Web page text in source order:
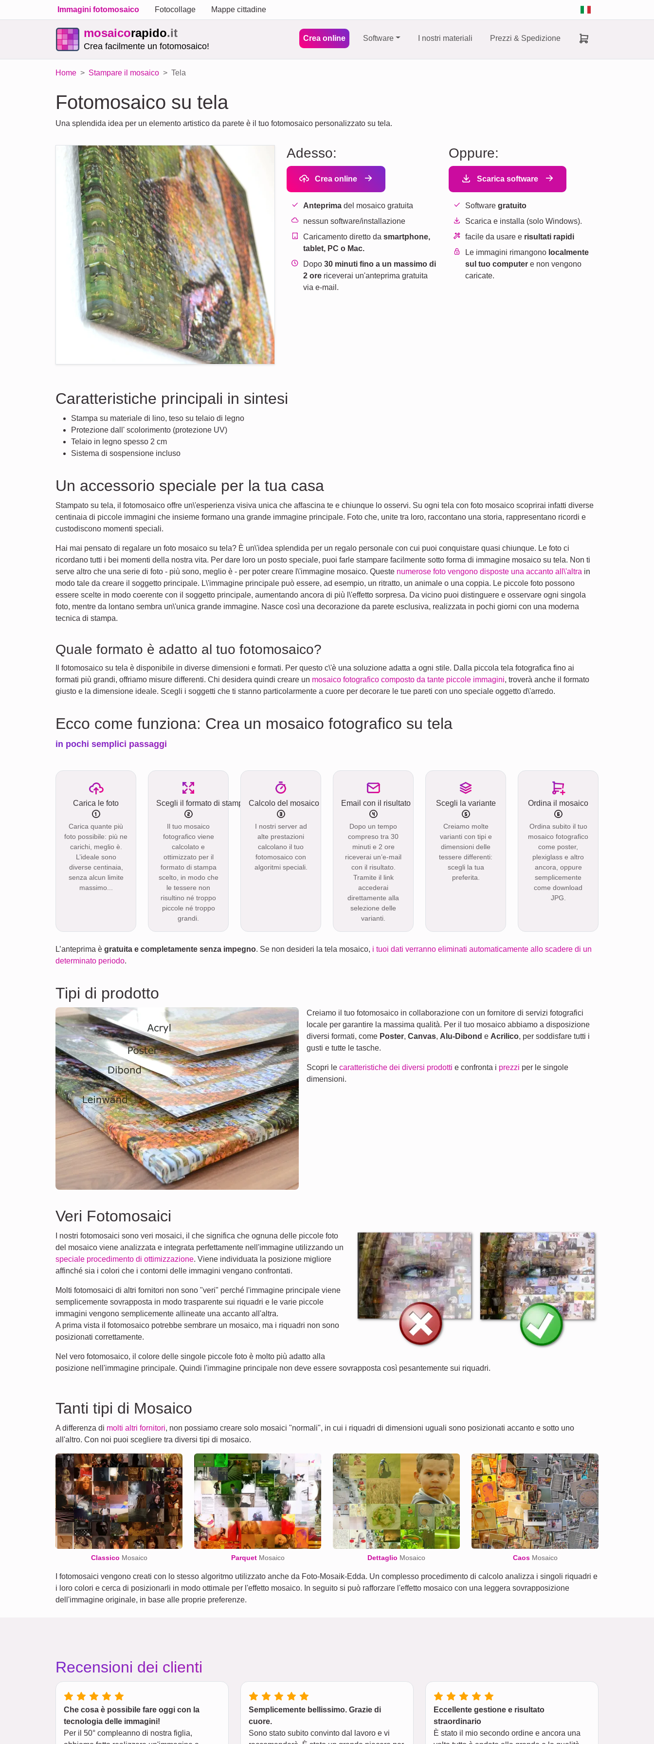
Immagini fotomosaico Fotocollage Mappe cittadine
mosaicorapido.it
Crea facilmente un fotomosaico!
Crea online Software I nostri materiali Prezzi & Spedizione
Home Stampare il mosaico Tela
Fotomosaico su tela
Una splendida idea per un elemento artistico da parete è il tuo fotomosaico personalizzato su tela.
Adesso:
Crea online
Anteprima del mosaico gratuita
nessun software/installazione
Caricamento diretto dasmartphone,
tablet, PC o Mac.
Dopo30 minuti fino a un massimo di
2 ore riceverai un'anteprima gratuita
via e-mail.
Oppure:
Scarica software
Software gratuito
Scarica e installa (solo Windows).
facile da usare e risultati rapidi
Le immagini rimangono localmente
sul tuo computere non vengono
caricate.
Caratteristiche principali in sintesi
Stampa su materiale di lino, teso su telaio di legno
Protezione dall' scolorimento (protezione UV)
Telaio in legno spesso 2 cm
Sistema di sospensione incluso
Un accessorio speciale per la tua casa
Stampato su tela, il fotomosaico offre un\'esperienza visiva unica che affascina te e chiunque lo osservi. Su ogni tela con foto mosaico scoprirai infatti diverse
centinaia di piccole immagini che insieme formano una grande immagine principale. Foto che, unite tra loro, raccontano una storia, rappresentano ricordi e
custodiscono momenti speciali.
Hai mai pensato di regalare un foto mosaico su tela? È un\'idea splendida per un regalo personale con cui puoi conquistare quasi chiunque. Le foto ci
ricordano tutti i bei momenti della nostra vita. Per dare loro un posto speciale, puoi farle stampare facilmente sotto forma di immagine mosaico su tela. Non ti
serve altro che una serie di foto - più sono, meglio è - per poter creare l\'immagine mosaico. Queste numerose foto vengono disposte una accanto all\'altra in
modo tale da creare il soggetto principale. L\'immagine principale può essere, ad esempio, un ritratto, un animale o una coppia. Le piccole foto possono
essere scelte in modo coerente con il soggetto principale, aumentando ancora di più l\'effetto sorpresa. Da vicino puoi distinguere e osservare ogni singola
foto, mentre da lontano sembra un\'unica grande immagine. Nasce così una decorazione da parete esclusiva, realizzata in pochi giorni con una moderna
tecnica di stampa.
Quale formato è adatto al tuo fotomosaico?
Il fotomosaico su tela è disponibile in diverse dimensioni e formati. Per questo c\'è una soluzione adatta a ogni stile. Dalla piccola tela fotografica fino ai
formati più grandi, offriamo misure differenti. Chi desidera quindi creare un mosaico fotografico composto da tante piccole immagini, troverà anche il formato
giusto e la dimensione ideale. Scegli i soggetti che ti stanno particolarmente a cuore per decorare le tue pareti con uno speciale oggetto d\'arredo.
Ecco come funziona: Crea un mosaico fotografico su tela
in pochi semplici passaggi
Carica le foto
Carica quante più
foto possibile: più ne
carichi, meglio è.
L’ideale sono
diverse centinaia,
senza alcun limite
massimo...
Scegli il formato di stampa
Il tuo mosaico
fotografico viene
calcolato e
ottimizzato per il
formato di stampa
scelto, in modo che
le tessere non
risultino né troppo
piccole né troppo
grandi.
Calcolo del mosaico
I nostri server ad
alte prestazioni
calcolano il tuo
fotomosaico con
algoritmi speciali.
Email con il risultato
Dopo un tempo
compreso tra 30
minuti e 2 ore
riceverai un’e-mail
con il risultato.
Tramite il link
accederai
direttamente alla
selezione delle
varianti.
Scegli la variante
Creiamo molte
varianti con tipi e
dimensioni delle
tessere differenti:
scegli la tua
preferita.
Ordina il mosaico
Ordina subito il tuo
mosaico fotografico
come poster,
plexiglass e altro
ancora, oppure
semplicemente
come download
JPG.
L’anteprima è gratuita e completamente senza impegno. Se non desideri la tela mosaico, i tuoi dati verranno eliminati automaticamente allo scadere di un
determinato periodo.
Tipi di prodotto
Creiamo il tuo fotomosaico in collaborazione con un fornitore di servizi fotografici
locale per garantire la massima qualità. Per il tuo mosaico abbiamo a disposizione
diversi formati, come Poster, Canvas, Alu-Dibond e Acrilico, per soddisfare tutti i
gusti e tutte le tasche.
Scopri le caratteristiche dei diversi prodotti e confronta i prezzi per le singole
dimensioni.
Veri Fotomosaici
I nostri fotomosaici sono veri mosaici, il che significa che ognuna delle piccole foto
del mosaico viene analizzata e integrata perfettamente nell'immagine utilizzando un
speciale procedimento di ottimizzazione. Viene individuata la posizione migliore
affinché sia i colori che i contorni delle immagini vengano confrontati.
Molti fotomosaici di altri fornitori non sono "veri" perché l'immagine principale viene
semplicemente sovrapposta in modo trasparente sui riquadri e le varie piccole
immagini vengono semplicemente allineate una accanto all'altra.
A prima vista il fotomosaico potrebbe sembrare un mosaico, ma i riquadri non sono
posizionati correttamente.
Nel vero fotomosaico, il colore delle singole piccole foto è molto più adatto alla
posizione nell'immagine principale. Quindi l'immagine principale non deve essere sovrapposta così pesantemente sui riquadri.
Tanti tipi di Mosaico
A differenza di molti altri fornitori, non possiamo creare solo mosaici "normali", in cui i riquadri di dimensioni uguali sono posizionati accanto e sotto uno
all'altro. Con noi puoi scegliere tra diversi tipi di mosaico.
Classico Mosaico ParquetMosaico Dettaglio Mosaico CaosMosaico
I fotomosaici vengono creati con lo stesso algoritmo utilizzato anche da Foto-Mosaik-Edda. Un complesso procedimento di calcolo analizza i singoli riquadri e
i loro colori e cerca di posizionarli in modo ottimale per l'effetto mosaico. In seguito si può rafforzare l'effetto mosaico con una leggera sovrapposizione
dell'immagine originale, in base alle proprie preferenze.
Recensioni dei clienti
Che cosa è possibile fare oggi con la
tecnologia delle immagini!
Per il 50° compleanno di nostra figlia,
Semplicemente bellissimo. Grazie di
cuore.
Sono stato subito convinto dal lavoro e vi
Eccellente gestione e risultato
straordinario
È stato il mio secondo ordine e ancora una